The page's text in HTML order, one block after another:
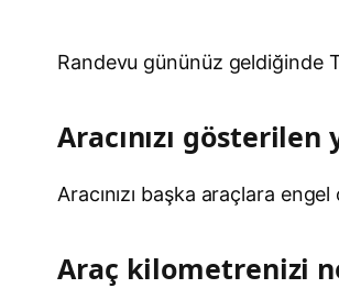
Randevu gününüz geldiğinde
Aracınızı
Aracınızı başka araçlara
Araç kilometrenizi